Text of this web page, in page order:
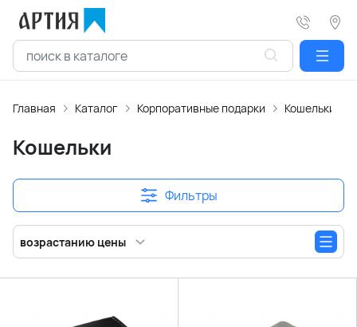
Главная Каталог Корпоративные подарки Кошельки
Кошельки
Фильтры
возрастанию цены